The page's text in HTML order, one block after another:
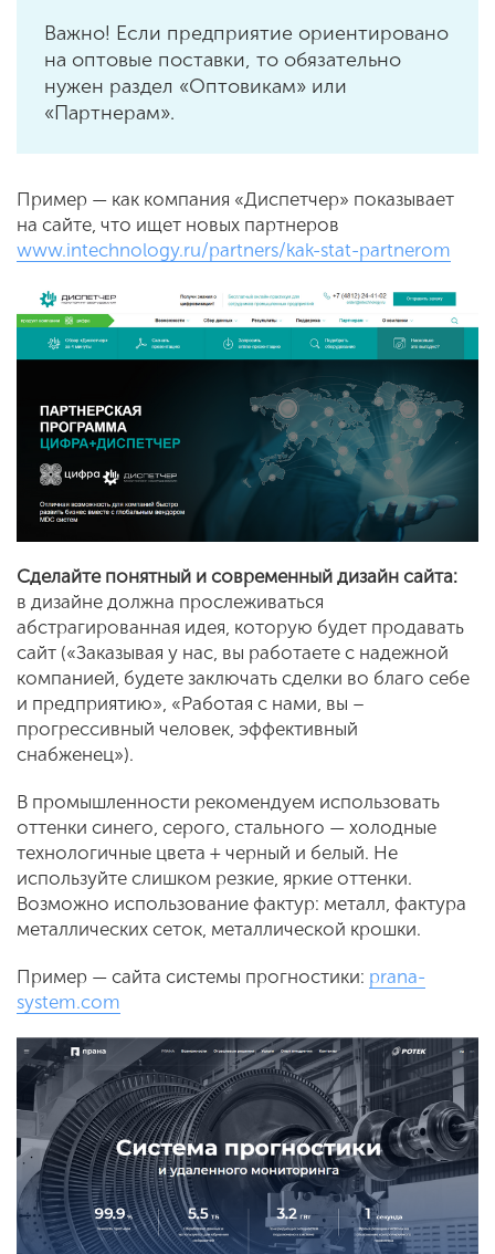
Важно! Если предприятие ориентировано
на оптовые поставки, то обязательно
нужен раздел «Оптовикам» или
«Партнерам».
Пример — как компания «Диспетчер» показывает
на сайте, что ищет новых партнеров
www.intechnology.ru/partners/kak-stat-partnerom
Сделайте понятный и современный дизайн сайта:
в дизайне должна прослеживаться
абстрагированная идея, которую будет продавать
сайт («Заказывая у нас, вы работаете с надежной
компанией, будете заключать сделки во благо себе
и предприятию», «Работая с нами, вы –
прогрессивный человек, эффективный
снабженец»).
В промышленности рекомендуем использовать
оттенки синего, серого, стального — холодные
технологичные цвета + черный и белый. Не
используйте слишком резкие, яркие оттенки.
Возможно использование фактур: металл, фактура
металлических сеток, металлической крошки.
Пример — сайта системы прогностики: prana-
system.com